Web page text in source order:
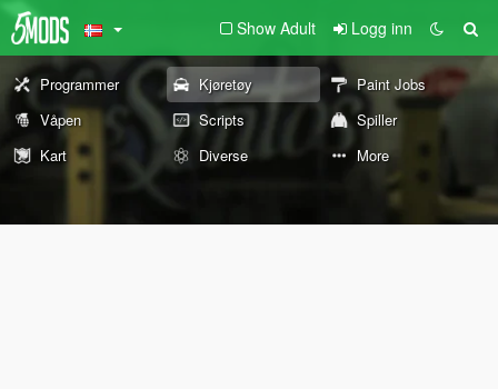
Show Adult Logg inn
Programmer Kjøretøy
Paint Jobs
Våpen
Scripts
Spiller
Kart
Diverse More